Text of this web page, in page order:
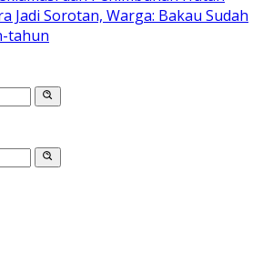
Jadi Sorotan, Warga: Bakau Sudah
tahun